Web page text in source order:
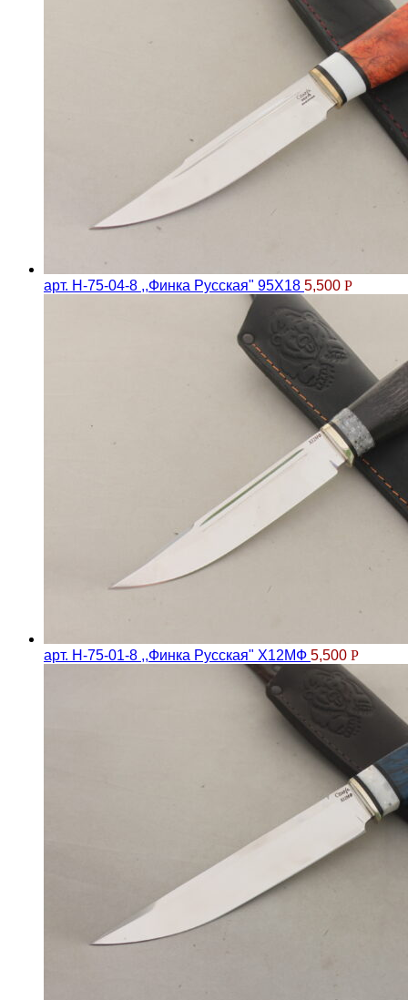
арт. Н-75-04-8 ,,Финка Русская" 95Х18 5,500 Р
арт. Н-75-01-8 ,,Финка Русская" Х12МФ 5,500 Р